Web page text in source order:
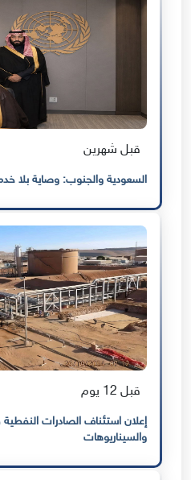
قبل شهرين
السعودية والجنوب: وصاية بلا
قبل 12 يوم
إعلان استئناف الصادرات
والسيناريوهات